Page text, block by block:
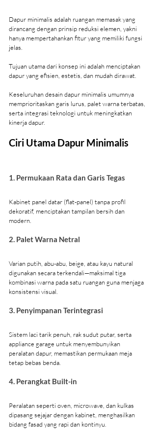
Dapur minimalis adalah ruangan memasak yang
dirancang dengan prinsip reduksi elemen, yakni
hanya mempertahankan fitur yang memiliki fungsi
jelas.
Tujuan utama dari konsep ini adalah menciptakan
dapur yang efisien, estetis, dan mudah dirawat.
Keseluruhan desain dapur minimalis umumnya
memprioritaskan garis lurus, palet warna terbatas,
serta integrasi teknologi untuk meningkatkan
kinerja dapur.
Ciri Utama Dapur Minimalis
1. Permukaan Rata dan Garis Tegas
Kabinet panel datar (flat-panel) tanpa profil
dekoratif, menciptakan tampilan bersih dan
modern.
2. Palet Warna Netral
Varian putih, abu-abu, beige, atau kayu natural
digunakan secara terkendali—maksimal tiga
kombinasi warna pada satu ruangan guna menjaga
konsistensi visual.
3. Penyimpanan Terintegrasi
Sistem laci tarik penuh, rak sudut putar, serta
appliance garage untuk menyembunyikan
peralatan dapur, memastikan permukaan meja
tetap bebas benda.
4. Perangkat Built-in
Peralatan seperti oven, microwave, dan kulkas
dipasang sejajar dengan kabinet, menghasilkan
bidang fasad yang rapi dan kontinyu.